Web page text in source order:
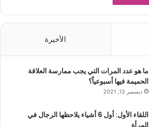
الأخيرة
ما هو عدد المرات التي يجب ممارسة العلاقة
الحميمة فيها أسبوعياً؟
ديسمبر 13, 2021
اللقاء الأول: أول 6 أشياء يلاحظها الرجال في
المرأة